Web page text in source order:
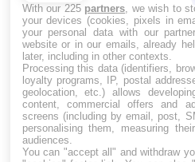
Maladie de
amyotrophique)
With our 225 partners , we wish to
your devices (cookies, pixels in
your personal data with our
website or in our emails, already
later, including in other contexts.
Processing this data (identifiers,
loyalty programs, IP, postal
geolocation, etc.) allows
content, commercial offers and
screens (including by email, post,
personalising them, measuring
audiences.
You can "accept all" and withdraw